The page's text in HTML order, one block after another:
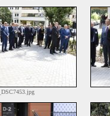
_DSC7453.jpg